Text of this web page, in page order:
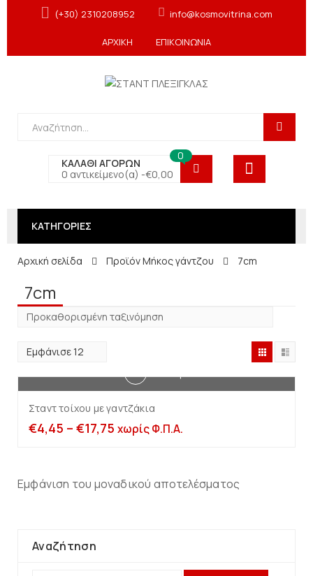
(+30) 2310208952 info@kosmovitrina.com
ΑΡΧΙΚΗ ΕΠΙΚΟΙΝΩΝΙΑ
ΚΑΛΑΘΙ ΑΓΟΡΩΝ
0 αντικείμενο(α) -€0,00
0
ΚΑΤΗΓΟΡΙΕΣ
Αρχική σελίδα Προϊόν Μήκος γάντζου 7cm
7cm
Σταντ τοίχου με γαντζάκια
€4,45 – €17,75 χωρίς Φ.Π.Α.
Εμφάνιση του μοναδικού αποτελέσματος
Αναζήτηση